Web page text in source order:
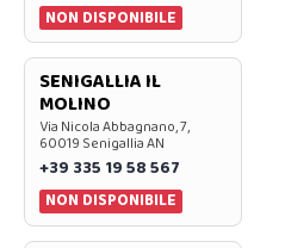
NON DISPONIBILE
SENIGALLIA IL
MOLINO
Via Nicola Abbagnano, 7,
60019 Senigallia AN
+39 335 19 58 567
NON DISPONIBILE